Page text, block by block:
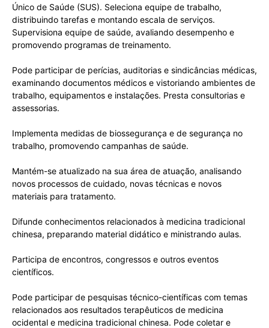
Único de Saúde (SUS). Seleciona equipe de trabalho,
distribuindo tarefas e montando escala de serviços.
Supervisiona equipe de saúde, avaliando desempenho e
promovendo programas de treinamento.
Pode participar de perícias, auditorias e sindicâncias médicas,
examinando documentos médicos e vistoriando ambientes de
trabalho, equipamentos e instalações. Presta consultorias e
assessorias.
Implementa medidas de biossegurança e de segurança no
trabalho, promovendo campanhas de saúde.
Mantém-se atualizado na sua área de atuação, analisando
novos processos de cuidado, novas técnicas e novos
materiais para tratamento.
Difunde conhecimentos relacionados à medicina tradicional
chinesa, preparando material didático e ministrando aulas.
Participa de encontros, congressos e outros eventos
científicos.
Pode participar de pesquisas técnico-científicas com temas
relacionados aos resultados terapêuticos de medicina
ocidental e medicina tradicional chinesa. Pode coletar e